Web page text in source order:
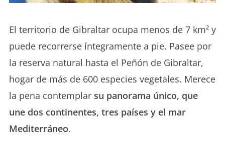
El territorio de Gibraltar ocupa menos de 7 km² y
puede recorrerse íntegramente a pie. Pasee por
la reserva natural hasta el Peñón de Gibraltar,
hogar de más de 600 especies vegetales. Merece
la pena contemplar su panorama único, que
une dos continentes, tres países y el mar
Mediterráneo.